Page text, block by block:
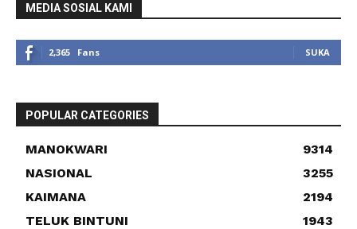
MEDIA SOSIAL KAMI
2,365 Fans SUKA
POPULAR CATEGORIES
MANOKWARI
9314
NASIONAL
3255
KAIMANA
2194
TELUK BINTUNI
1943